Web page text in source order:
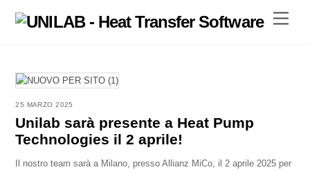
Menu
25 MARZO 2025
Unilab sarà presente a Heat Pump
Technologies il 2 aprile!
Il nostro team sarà a Milano, presso Allianz MiCo, il 2 aprile 2025 per